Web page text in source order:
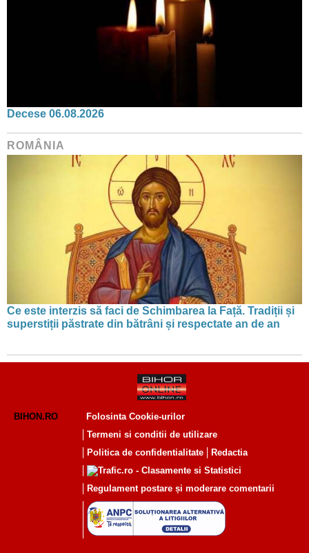
Decese 06.08.2026
ROMÂNIA
Ce este interzis să faci de Schimbarea la Față. Tradiții și
superstiții păstrate din bătrâni și respectate an de an
BIHON.RO
Folosinta Cookie-urilor
Termeni si conditii de utilizare
Politica de confidentialitate
Redactia
Regulament postare și moderare comentarii